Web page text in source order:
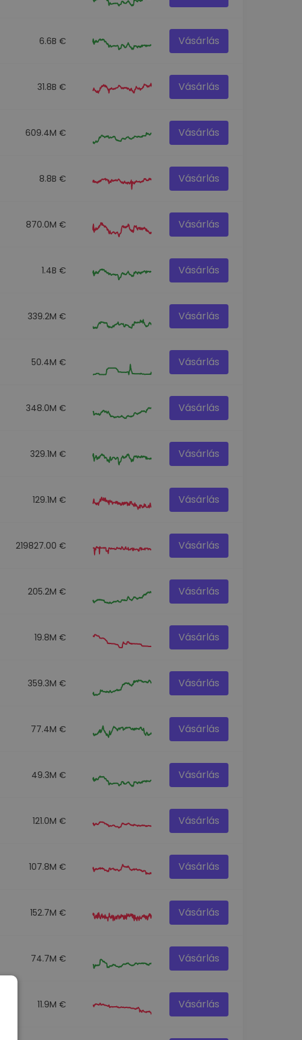
6.6B € Vásárlás
31.8B € Vásárlás
609.4M € Vásárlás
8.8B € Vásárlás
870.0M € Vásárlás
1.4B € Vásárlás
339.2M € Vásárlás
50.4M € Vásárlás
348.0M € Vásárlás
329.1M € Vásárlás
129.1M € Vásárlás
219827.00 € Vásárlás
205.2M € Vásárlás
19.8M € Vásárlás
359.3M € Vásárlás
77.4M € Vásárlás
49.3M € Vásárlás
121.0M € Vásárlás
107.8M € Vásárlás
152.7M € Vásárlás
74.7M € Vásárlás
11.9M € Vásárlás